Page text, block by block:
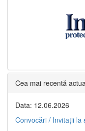
Cea mai recentă
Data: 12.06.2026
Convocări / Invitaţii la